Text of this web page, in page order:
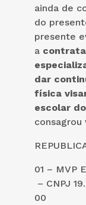
ainda de
do
presente
a
dar
física
escolar
consagrou
01 – MVP
– CNPJ